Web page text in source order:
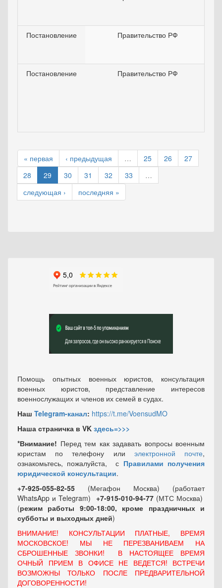
Постановление Правительство РФ
Постановление Правительство РФ
« первая ‹ предыдущая … 25 26
27
28
29 30 31 32 33
…
следующая ›
последняя »
Помощь опытных военных юристов, консультация
военных юристов, представление интересов
военнослужащих и членов их семей в судах.
Наш Telegram-канал: https://t.me/VoensudMO
Наша страничка в VK здесь=>>>
*Внимание! Перед тем как задавать вопросы военным
юристам по телефону или электронной почте,
ознакомьтесь, пожалуйста, с Правилами получения
юридической консультации.
+7-925-055-82-55 (Мегафон Москва) (работает
WhatsApp и Telegram) +7-915-010-94-77 (МТС Москва)
(режим работы 9:00-18:00, кроме праздничных и
субботы и выходных дней)
ВНИМАНИЕ! КОНСУЛЬТАЦИИ ПЛАТНЫЕ, ВРЕМЯ
МОСКОВСКОЕ! МЫ НЕ ПЕРЕЗВАНИВАЕМ НА
СБРОШЕННЫЕ ЗВОНКИ! В НАСТОЯЩЕЕ ВРЕМЯ
ОЧНЫЙ ПРИЕМ В ОФИСЕ НЕ ВЕДЕТСЯ! ВСТРЕЧИ
ВОЗМОЖНЫ ТОЛЬКО ПОСЛЕ ПРЕДВАРИТЕЛЬНОЙ
ДОГОВОРЕННОСТИ!